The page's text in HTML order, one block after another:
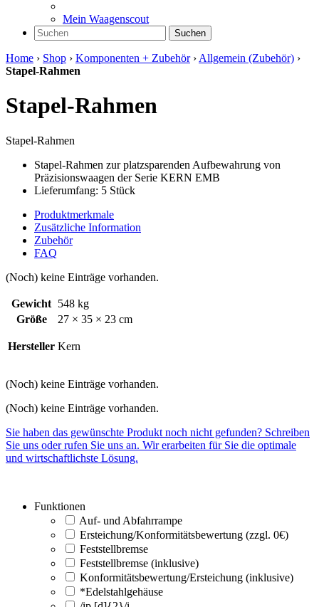
Mein Waagenscout
Suchen
Home › Shop › Komponenten + Zubehör› Allgemein (Zubehör) ›
Stapel-Rahmen
Stapel-Rahmen
Stapel-Rahmen
Stapel-Rahmen zur platzsparenden Aufbewahrung von
Präzisionswaagen der Serie KERN EMB
Lieferumfang: 5 Stück
Produktmerkmale
Zusätzliche Information
Zubehör
FAQ
(Noch) keine Einträge vorhanden.
Gewicht 548 kg
Größe
27 × 35 × 23 cm
Hersteller Kern
(Noch) keine Einträge vorhanden.
(Noch) keine Einträge vorhanden.
Sie haben das gewünschte Produkt noch nicht gefunden? Schreiben
Sie uns oder rufen Sie uns an. Wir erarbeiten für Sie die optimale
und wirtschaftlichste Lösung.
Funktionen
Auf- und Abfahrrampe
Ersteichung/Konformitätsbewertung (zzgl. 0€)
Feststellbremse
Feststellbremse (inklusive)
Konformitätsbewertung/Ersteichung (inklusive)
*Edelstahlgehäuse